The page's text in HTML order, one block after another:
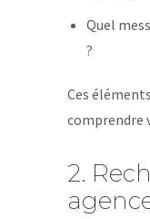
Quel
?
Ces
comprendre
2.